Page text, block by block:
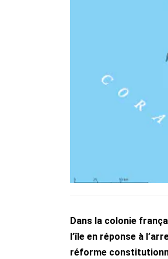
Dans la colonie
l’île en réponse à
réforme